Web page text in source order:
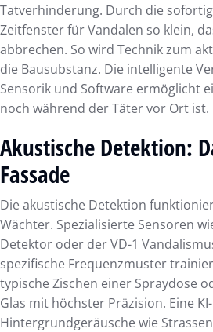
Tatverhinderung. Durch die
Zeitfenster für Vandalen so klein,
abbrechen. So wird Technik zum
die Bausubstanz. Die intelligente
Sensorik und Software ermöglicht
noch während der Täter vor Ort ist.
Akustische Detektion:
Fassade
Die akustische Detektion
Wächter. Spezialisierte Sensoren
Detektor oder der VD-1
spezifische Frequenzmuster
typische Zischen einer Spraydose
Glas mit höchster Präzision. Eine
Hintergrundgeräusche wie